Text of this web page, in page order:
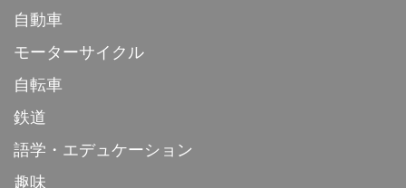
自動車
モーターサイクル
自転車
鉄道
語学・エデュケーション
趣味